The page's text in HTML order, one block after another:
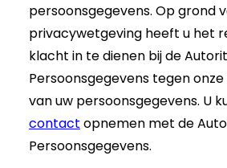
persoonsgegevens. Op grond
privacywetgeving heeft u het
klacht in te dienen bij de
Persoonsgegevens tegen
van uw persoonsgegevens. U
contact opnemen met de
Persoonsgegevens.